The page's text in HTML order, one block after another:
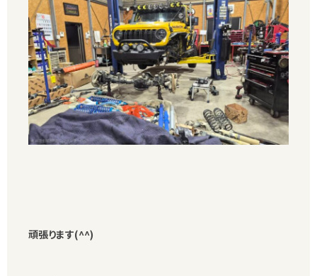
頑張ります(^^)